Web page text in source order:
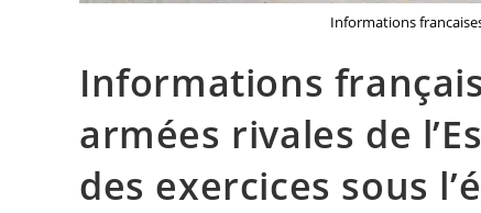
Informations
Informations
armées rivales de
des exercices sous